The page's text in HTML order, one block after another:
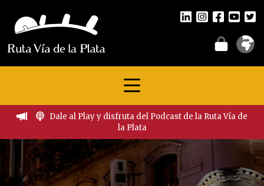
Dale al Play y disfruta del Podcast de la Ruta Vía de
la Plata